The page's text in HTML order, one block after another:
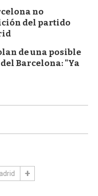
no
del partido
de una posible
Barcelona: "Ya